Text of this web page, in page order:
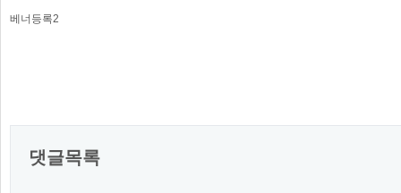
베너등록2
댓글목록